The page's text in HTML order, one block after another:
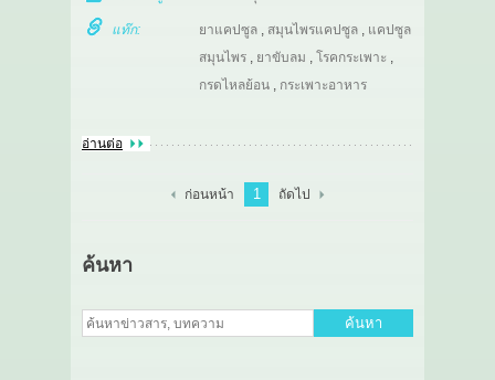
แท๊ก: ยาแคปซูล, สมุนไพรแคปซูล, แคปซูล
สมุนไพร, ยาขับลม , โรคกระเพาะ ,
กรดไหลย้อน, กระเพาะอาหาร
อ่านต่อ
ก่อนหน้า 1 ถัดไป
ค้นหา
ค้นหา